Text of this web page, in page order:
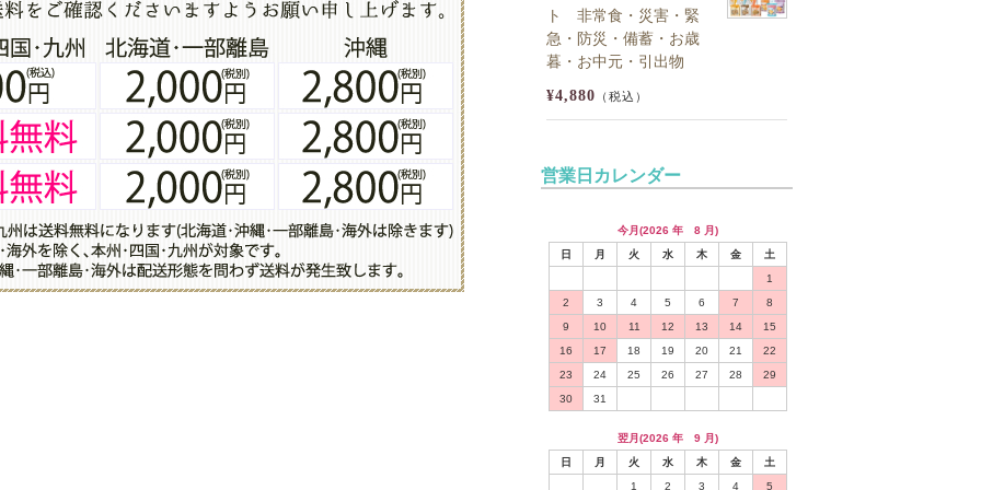
ト 非常食・災害・緊
急・防災・備蓄・お歳
暮・お中元・引出物
¥4,880 （税込）
営業日カレンダー
今月(2026 年 8 月)
日
月 火 水 木 金
土
1
2
3 4 5 6 7
8
9
10 11 12 13 14
15
16
17 18 19 20 21
22
23
24 25 26 27 28
29
30
31
翌月(2026 年 9 月)
日
月 火 水 木 金
土
1
2 3 4 5